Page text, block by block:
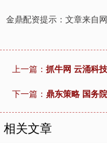
金鼎配资提示：文章来自
上一篇： 抓牛网 云涌科
下一篇： 鼎东策略 国务
相关文章